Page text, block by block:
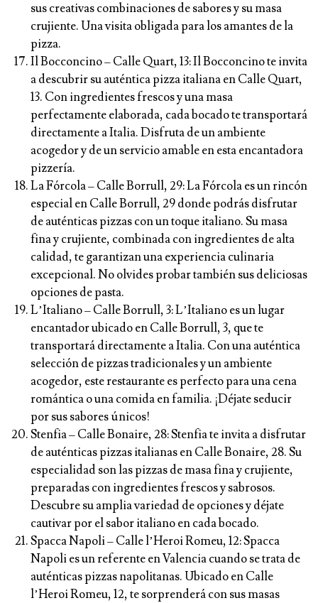
sus creativas combinaciones de sabores y su masa
crujiente. Una visita obligada para los amantes de la
pizza.
Il Bocconcino– Calle Quart, 13: Il Bocconcino te invita
a descubrir su auténtica pizza italiana en Calle Quart,
13. Con ingredientes frescos y una masa
perfectamente elaborada, cada bocado te transportará
directamente a Italia. Disfruta de un ambiente
acogedor y de un servicio amable en esta encantadora
pizzería.
La Fórcola– Calle Borrull, 29: La Fórcola es un rincón
especial en Calle Borrull, 29 donde podrás disfrutar
de auténticas pizzas con un toque italiano. Su masa
fina y crujiente, combinada con ingredientes de alta
calidad, te garantizan una experiencia culinaria
excepcional. No olvides probar también sus deliciosas
opciones de pasta.
L’Italiano –Calle Borrull, 3: L’Italiano es un lugar
encantador ubicado en Calle Borrull, 3, que te
transportará directamente a Italia. Con una auténtica
selección de pizzas tradicionales y un ambiente
acogedor, este restaurante es perfecto para una cena
romántica o una comida en familia. ¡Déjate seducir
por sus sabores únicos!
Stenfia– Calle Bonaire, 28: Stenfia te invita a disfrutar
de auténticas pizzas italianas en Calle Bonaire, 28. Su
especialidad son las pizzas de masa fina y crujiente,
preparadas con ingredientes frescos y sabrosos.
Descubre su amplia variedad de opciones y déjate
cautivar por el sabor italiano en cada bocado.
Spacca Napoli – Calle l’Heroi Romeu, 12: Spacca
Napoli es un referente en Valencia cuando se trata de
auténticas pizzas napolitanas. Ubicado en Calle
l’Heroi Romeu, 12, te sorprenderá con sus masas